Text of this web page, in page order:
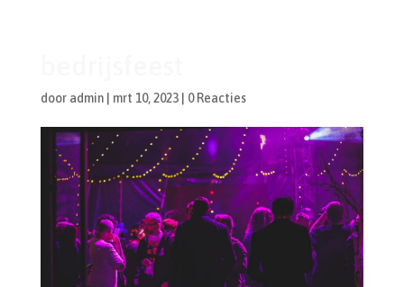
door admin| mrt 10, 2023| 0 Reacties